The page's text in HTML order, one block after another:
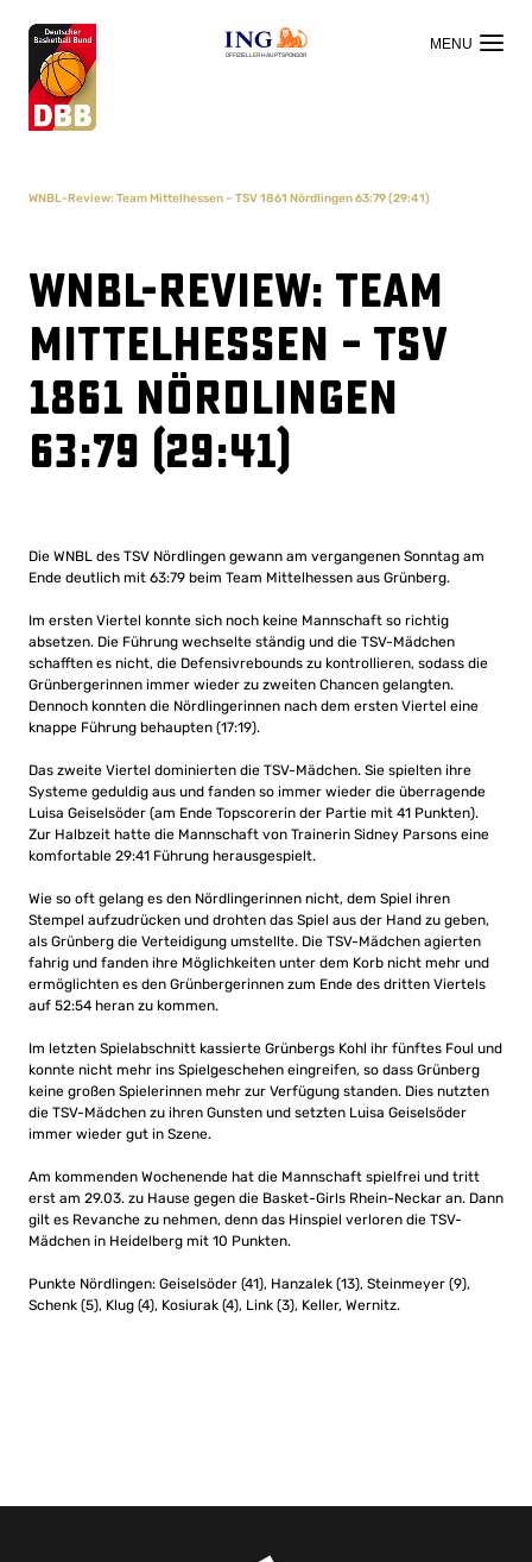
OFFIZIELLER HAUPTSPONSOR
WNBL-Review: Team Mittelhessen – TSV 1861 Nördlingen 63:79 (29:41)
WNBL-Review: Team
Mittelhessen – TSV
1861 Nördlingen
63:79 (29:41)
Die WNBL des TSV Nördlingen gewann am vergangenen Sonntag am
Ende deutlich mit 63:79 beim Team Mittelhessen aus Grünberg.
Im ersten Viertel konnte sich noch keine Mannschaft so richtig
absetzen. Die Führung wechselte ständig und die TSV-Mädchen
schafften es nicht, die Defensivrebounds zu kontrollieren, sodass die
Grünbergerinnen immer wieder zu zweiten Chancen gelangten.
Dennoch konnten die Nördlingerinnen nach dem ersten Viertel eine
knappe Führung behaupten (17:19).
Das zweite Viertel dominierten die TSV-Mädchen. Sie spielten ihre
Systeme geduldig aus und fanden so immer wieder die überragende
Luisa Geiselsöder (am Ende Topscorerin der Partie mit 41 Punkten).
Zur Halbzeit hatte die Mannschaft von Trainerin Sidney Parsons eine
komfortable 29:41 Führung herausgespielt.
Wie so oft gelang es den Nördlingerinnen nicht, dem Spiel ihren
Stempel aufzudrücken und drohten das Spiel aus der Hand zu geben,
als Grünberg die Verteidigung umstellte. Die TSV-Mädchen agierten
fahrig und fanden ihre Möglichkeiten unter dem Korb nicht mehr und
ermöglichten es den Grünbergerinnen zum Ende des dritten Viertels
auf 52:54 heran zu kommen.
Im letzten Spielabschnitt kassierte Grünbergs Kohl ihr fünftes Foul und
konnte nicht mehr ins Spielgeschehen eingreifen, so dass Grünberg
keine großen Spielerinnen mehr zur Verfügung standen. Dies nutzten
die TSV-Mädchen zu ihren Gunsten und setzten Luisa Geiselsöder
immer wieder gut in Szene.
Am kommenden Wochenende hat die Mannschaft spielfrei und tritt
erst am 29.03. zu Hause gegen die Basket-Girls Rhein-Neckar an. Dann
gilt es Revanche zu nehmen, denn das Hinspiel verloren die TSV-
Mädchen in Heidelberg mit 10 Punkten.
Punkte Nördlingen: Geiselsöder (41), Hanzalek (13), Steinmeyer (9),
Schenk (5), Klug (4), Kosiurak (4), Link (3), Keller, Wernitz.